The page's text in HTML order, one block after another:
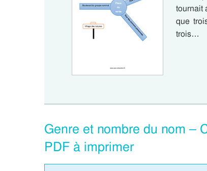
tournait
que
trois…
Genre et nombre du nom –
PDF à imprimer